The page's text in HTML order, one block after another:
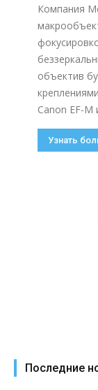
Компания
объектив
Canon EF-M
Узнать
Последние